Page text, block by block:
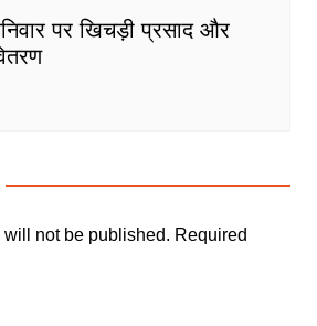
पर खिचड़ी प्रसाद और
not be published. Required